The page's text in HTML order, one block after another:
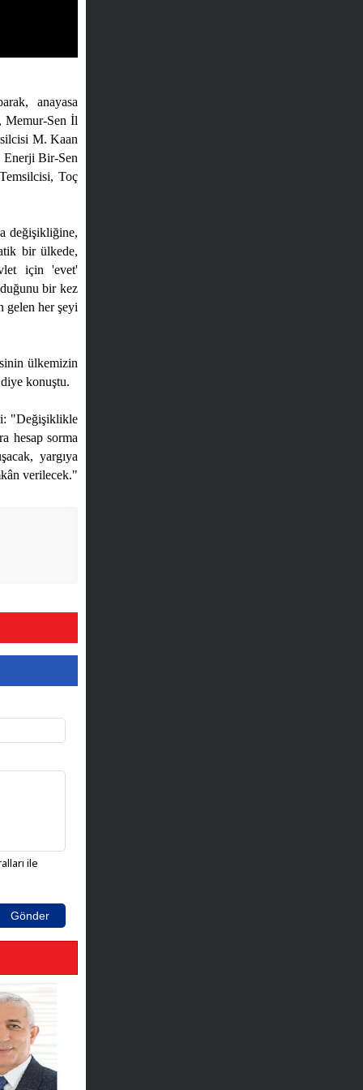
anayasa
Memur-Sen İl
M. Kaan
Enerji Bir-Sen
Toç
değişikliğine,
bir ülkede,
için 'evet'
bir kez
gelen her şeyi
ülkemizin
konuştu.
"Değişiklikle
hesap sorma
yargıya
verilecek."
ile
Gönder